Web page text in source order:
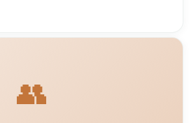
学ケネディ行政大学院でMPAを取得し
👥